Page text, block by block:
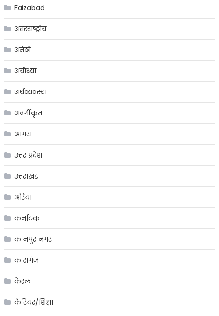
Faizabad
अंतरराष्ट्रीय
अमेठी
अयोध्या
अर्थव्यवस्था
अवर्गीकृत
आगरा
उत्तर प्रदेश
उत्तराखंड
औरैया
कर्नाटक
कानपुर नगर
कासगंज
केरल
कैरियर/शिक्षा